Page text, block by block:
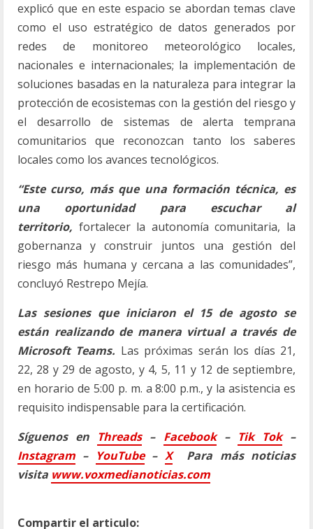
explicó que en este espacio se abordan temas clave
como el uso estratégico de datos generados por
redes de monitoreo meteorológico locales,
nacionales e internacionales; la implementación de
soluciones basadas en la naturaleza para integrar la
protección de ecosistemas con la gestión del riesgo y
el desarrollo de sistemas de alerta temprana
comunitarios que reconozcan tanto los saberes
locales como los avances tecnológicos.
“Este curso, más que una formación técnica, es
una oportunidad para escuchar al
territorio, fortalecer la autonomía comunitaria, la
gobernanza y construir juntos una gestión del
riesgo más humana y cercana a las comunidades”,
concluyó Restrepo Mejía.
Las sesiones que iniciaron el 15 de agosto se
están realizando de manera virtual a través de
Microsoft Teams. Las próximas serán los días 21,
22, 28 y 29 de agosto, y 4, 5, 11 y 12 de septiembre,
en horario de 5:00 p. m. a 8:00 p.m., y la asistencia es
requisito indispensable para la certificación.
Síguenos en Threads– Facebook– Tik Tok–
Instagram – YouTube– XPara más noticias
visita www.voxmedianoticias.com
Compartir el articulo: